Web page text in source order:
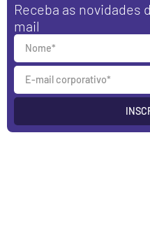
Receba as novidades
mail